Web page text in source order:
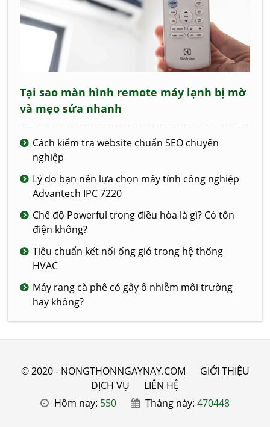
Tại sao màn hình remote máy lạnh bị mờ
và mẹo sửa nhanh
Cách kiểm tra website chuẩn SEO chuyên
nghiệp
Lý do bạn nên lựa chọn máy tính công nghiệp
Advantech IPC 7220
Chế độ Powerful trong điều hòa là gì? Có tốn
điện không?
Tiêu chuẩn kết nối ống gió trong hệ thống
HVAC
Máy rang cà phê có gây ô nhiễm môi trường
hay không?
© 2020 - NONGTHONNGAYNAY.COM
GIỚI THIỆU
DỊCH VỤ
LIÊN HỆ
Hôm nay: 550 Tháng này: 470448